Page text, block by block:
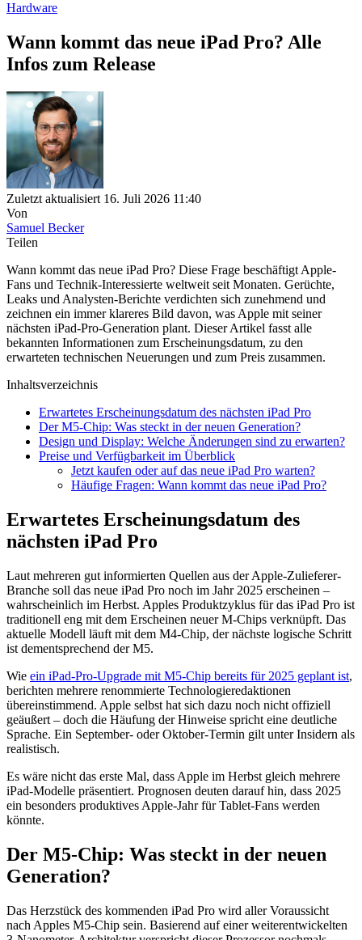
Hardware
Wann kommt das neue iPad Pro? Alle
Infos zum Release
Zuletzt aktualisiert 16. Juli 2026 11:40
Von
Samuel Becker
Teilen
Wann kommt das neue iPad Pro? Diese Frage beschäftigt Apple-
Fans und Technik-Interessierte weltweit seit Monaten. Gerüchte,
Leaks und Analysten-Berichte verdichten sich zunehmend und
zeichnen ein immer klareres Bild davon, was Apple mit seiner
nächsten iPad-Pro-Generation plant. Dieser Artikel fasst alle
bekannten Informationen zum Erscheinungsdatum, zu den
erwarteten technischen Neuerungen und zum Preis zusammen.
Inhaltsverzeichnis
Erwartetes Erscheinungsdatum des nächsten iPad Pro
Der M5-Chip: Was steckt in der neuen Generation?
Design und Display: Welche Änderungen sind zu erwarten?
Preise und Verfügbarkeit im Überblick
Jetzt kaufen oder auf das neue iPad Pro warten?
Häufige Fragen: Wann kommt das neue iPad Pro?
Erwartetes Erscheinungsdatum des
nächsten iPad Pro
Laut mehreren gut informierten Quellen aus der Apple-Zulieferer-
Branche soll das neue iPad Pro noch im Jahr 2025 erscheinen –
wahrscheinlich im Herbst. Apples Produktzyklus für das iPad Pro ist
traditionell eng mit dem Erscheinen neuer M-Chips verknüpft. Das
aktuelle Modell läuft mit dem M4-Chip, der nächste logische Schritt
ist dementsprechend der M5.
Wie ein iPad-Pro-Upgrade mit M5-Chip bereits für 2025 geplant ist,
berichten mehrere renommierte Technologieredaktionen
übereinstimmend. Apple selbst hat sich dazu noch nicht offiziell
geäußert – doch die Häufung der Hinweise spricht eine deutliche
Sprache. Ein September- oder Oktober-Termin gilt unter Insidern als
realistisch.
Es wäre nicht das erste Mal, dass Apple im Herbst gleich mehrere
iPad-Modelle präsentiert. Prognosen deuten darauf hin, dass 2025
ein besonders produktives Apple-Jahr für Tablet-Fans werden
könnte.
Der M5-Chip: Was steckt in der neuen
Generation?
Das Herzstück des kommenden iPad Pro wird aller Voraussicht
nach Apples M5-Chip sein. Basierend auf einer weiterentwickelten